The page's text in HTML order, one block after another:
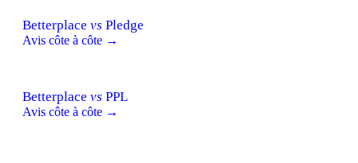
Betterplace vs Pledge
Avis côte à côte →
Betterplace vs PPL
Avis côte à côte →